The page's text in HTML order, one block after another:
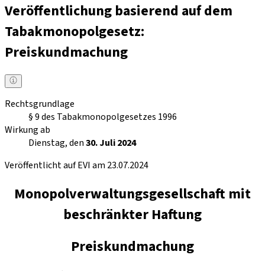
Veröffentlichung basierend auf dem
Tabakmonopolgesetz:
Preiskundmachung
Rechtsgrundlage
§ 9 des Tabakmonopolgesetzes 1996
Wirkung ab
Dienstag, den30. Juli 2024
Veröffentlicht auf EVI am 23.07.2024
Monopolverwaltungsgesellschaft mit
beschränkter Haftung
Preiskundmachung